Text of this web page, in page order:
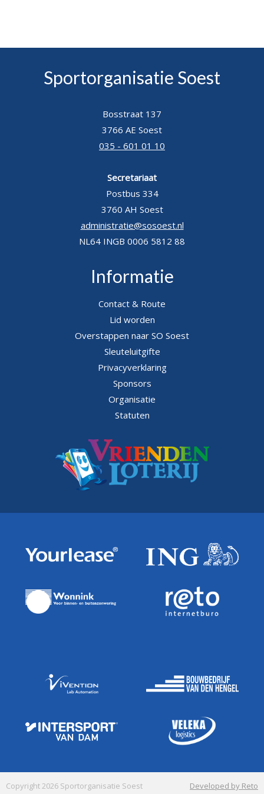
Sportorganisatie Soest
Bosstraat 137
3766 AE Soest
035 - 601 01 10
Secretariaat
Postbus 334
3760 AH Soest
administratie@sosoest.nl
NL64 INGB 0006 5812 88
Informatie
Contact & Route
Lid worden
Overstappen naar SO Soest
Sleuteluitgifte
Privacyverklaring
Sponsors
Organisatie
Statuten
Copyright 2026 Sportorganisatie Soest Developed by Reto